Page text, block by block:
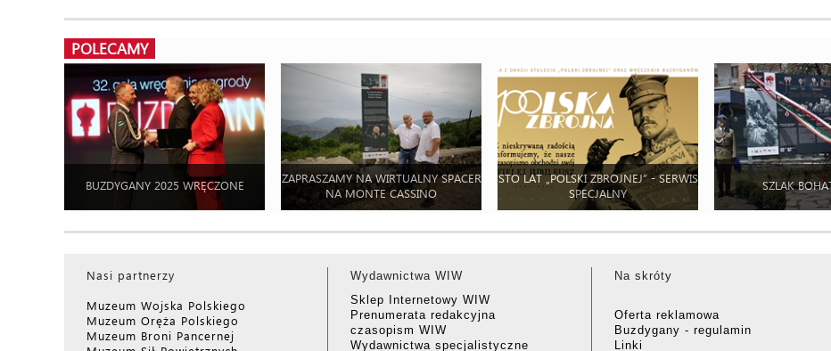
POLECAMY
BUZDYGANY 2025 WRĘCZONE
ZAPRASZAMY NA WIRTUALNY SPACER
NA MONTE CASSINO
STO LAT „POLSKI ZBROJNEJ” - SERWIS
SPECJALNY
SZLAK
Nasi partnerzy
Muzeum Wojska Polskiego
Muzeum Oręża Polskiego
Muzeum Broni Pancernej
Wydawnictwa WIW
Sklep Internetowy WIW
Prenumerata redakcyjna
czasopism WIW
Wydawnictwa specjalistyczne
Na skróty
Oferta reklamowa
Buzdygany - regulamin
Linki